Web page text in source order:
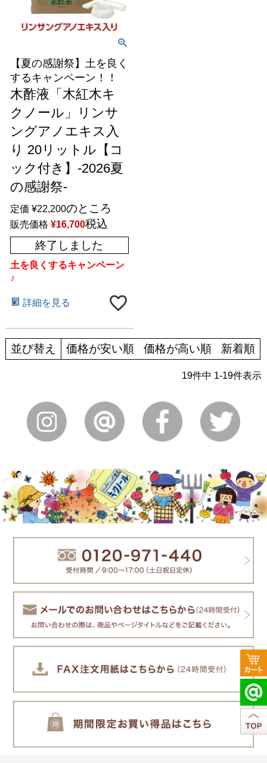
【夏の感謝祭】土を良く
するキャンペーン！！
木酢液「木紅木キ
クノール」リンサ
ングアノエキス入
り 20リットル【コ
ック付き】-2026夏
の感謝祭-
定価 ¥22,200のところ
販売価格 ¥16,700税込
終了しました
土を良くするキャンペーン
♪
詳細を見る
並び替え 価格が安い順 価格が高い順 新着順
19件中 1-19件表示